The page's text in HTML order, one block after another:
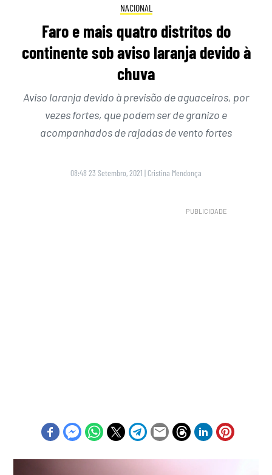
NACIONAL
Faro e mais quatro distritos do
continente sob aviso laranja devido à
chuva
Aviso laranja devido à previsão de aguaceiros, por
vezes fortes, que podem ser de granizo e
acompanhados de rajadas de vento fortes
08:48 23 Setembro, 2021 | Cristina Mendonça